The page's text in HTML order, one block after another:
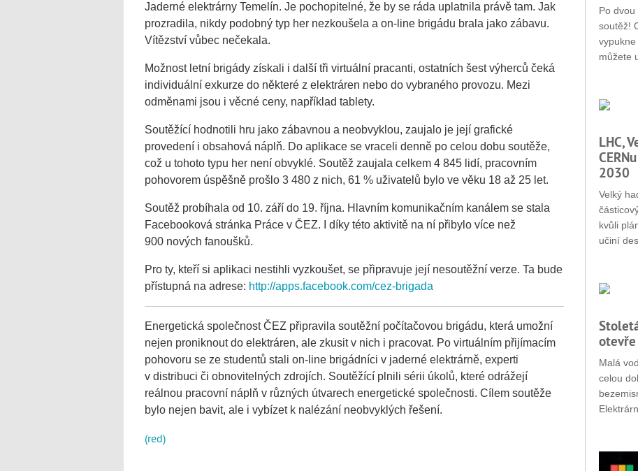
Jaderné elektrárny Temelín. Je pochopitelné, že by se ráda uplatnila právě tam. Jak
prozradila, nikdy podobný typ her nezkoušela a on‑line brigádu brala jako zábavu.
Vítězství vůbec nečekala.
Možnost letní brigády získali i další tři virtuální pracanti, ostatních šest výherců čeká
individuální exkurze do některé z elektráren nebo do vybraného provozu. Mezi
odměnami jsou i věcné ceny, například tablety.
Soutěžící hodnotili hru jako zábavnou a neobvyklou, zaujalo je její grafické
provedení i obsahová náplň. Do aplikace se vraceli denně po celou dobu soutěže,
což u tohoto typu her není obvyklé. Soutěž zaujala celkem 4 845 lidí, pracovním
pohovorem úspěšně prošlo 3 480 z nich, 61 % uživatelů bylo ve věku 18 až 25 let.
Soutěž probíhala od 10. září do 19. října. Hlavním komunikačním kanálem se stala
Facebooková stránka Práce v ČEZ. I díky této aktivitě na ní přibylo více než
900 nových fanoušků.
Pro ty, kteří si aplikaci nestihli vyzkoušet, se připravuje její nesoutěžní verze. Ta bude
přístupná na adrese: http://apps.facebook.com/cez-brigada
Energetická společnost ČEZ připravila soutěžní počítačovou brigádu, která umožní
nejen proniknout do elektráren, ale zkusit v nich i pracovat. Po virtuálním přijímacím
pohovoru se ze studentů stali on‑line brigádníci v jaderné elektrárně, experti
v distribuci či obnovitelných zdrojích. Soutěžící plnili sérii úkolů, které odrážejí
reálnou pracovní náplň v různých útvarech energetické společnosti. Cílem soutěže
bylo nejen bavit, ale i vybízet k nalézání neobvyklých řešení.
(red)
Po
soutěž!
můžete
LHC,
2030
Velký
kvůli
učiní
Malá
celou